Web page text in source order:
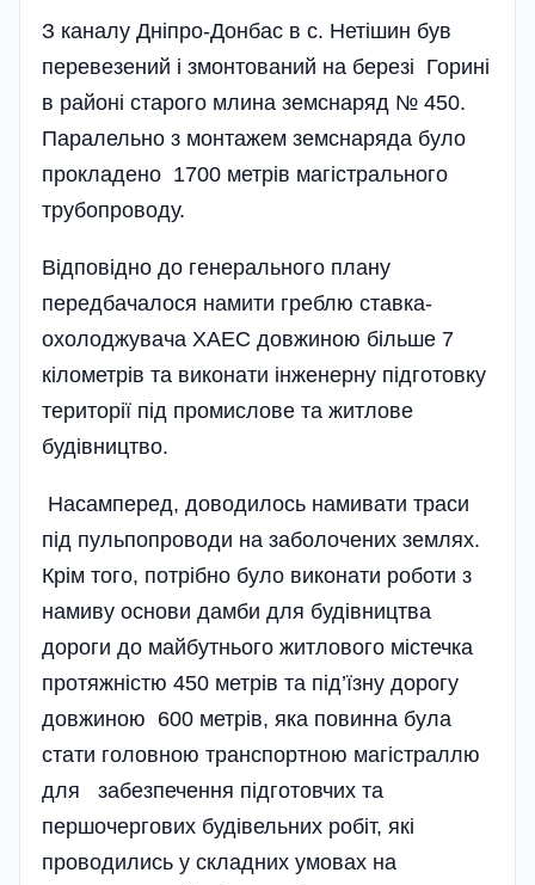
З каналу Дніпро-Донбас в с. Нетішин був
пере­везений і змонтований на березі Горині
в районі старого млина земснаряд № 450.
Паралельно з монтажем земснаряда було
прокладено 1700 метрів магістрального
трубопроводу.
Відповідно до генерального плану
передбача­лося намити греблю ставка-
охолоджувача ХАЕС довжиною більше 7
кілометрів та виконати інженерну підготовку
території під промислове та житлове
будівництво.
Насамперед, доводилось намивати траси
під пульпопроводи на заболочених землях.
Крім того, потрібно було виконати роботи з
намиву основи дамби для будівництва
дороги до майбутнього житлового містечка
протяжністю 450 метрів та під’їзну дорогу
довжиною 600 метрів, яка повинна була
стати головною транспортною магістраллю
для забезпечення підготовчих та
першочергових будівельних робіт, які
проводились у складних умовах на